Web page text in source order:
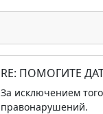
RE: ПОМОГИТЕ
За исключением
правонарушений.